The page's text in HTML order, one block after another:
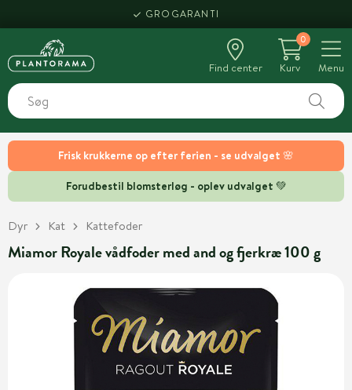
Frisk krukkerne op efter ferien - se udvalget 🌸
Forudbestil blomsterløg - oplev udvalget 💚
GROGARANTI
Find center
0
Kurv
Menu
Dyr Kat Kattefoder
Miamor Royale vådfoder med and og fjerkræ 100 g